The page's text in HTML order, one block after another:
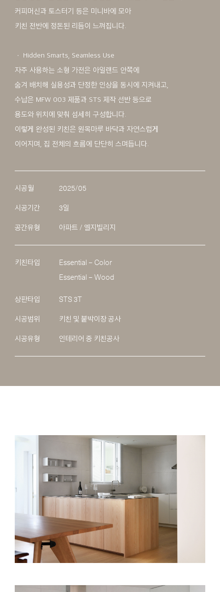
커피머신과 토스터기 등은 미니바에 모아
키친 전반에 정돈된 리듬이 느껴집니다.
ㆍ Hidden Smarts, Seamless Use
자주 사용하는 소형 가전은 아일랜드 안쪽에
숨겨 배치해 실용성과 단정한 인상을 동시에 지켜내고,
수납은 MFW 003 제품과 STS 제작 선반 등으로
용도와 위치에 맞춰 섬세히 구성합니다.
이렇게 완성된 키친은 원목마루 바닥과 자연스럽게
이어지며, 집 전체의 흐름에 단단히 스며듭니다.
시공월 2025/05
시공기간 3일
공간유형 아파트 / 엘지빌리지
키친타입
Essential – Color
Essential – Wood
상판타입 STS 3T
시공범위 키친 및 붙박이장 공사
시공유형 인테리어 중 키친공사